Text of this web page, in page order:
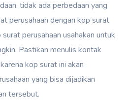
tidak ada perbedaan yang
perusahaan dengan kop surat
perusahaan usahakan untuk
Pastikan menulis kontak
kop surat ini akan
yang bisa dijadikan
tersebut.